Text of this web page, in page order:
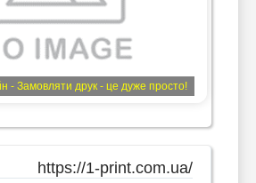
- Замовляти друк - це дуже просто!
https://1-print.com.ua/